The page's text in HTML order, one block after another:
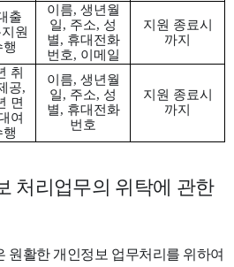
출
원
이름, 생년월
일, 주소, 성
별, 휴대전화
번호, 이메일
지원 종료시
까지
취
공,
면
여
이름, 생년월
일, 주소, 성
별, 휴대전화
번호
지원 종료시
까지
처리업무의 위탁에 관한
원활한 개인정보 업무처리를 위하여